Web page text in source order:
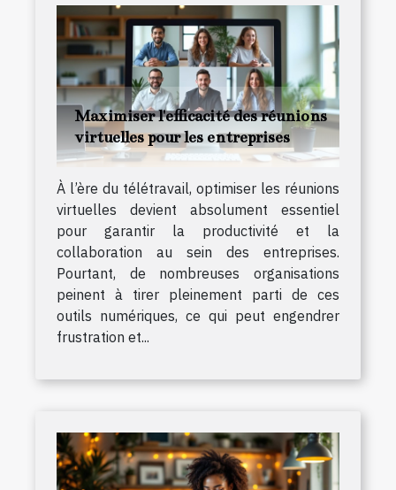
Maximiser l'efficacité des réunions
virtuelles pour les entreprises
À l’ère du télétravail, optimiser les réunions
virtuelles devient absolument essentiel
pour garantir la productivité et la
collaboration au sein des entreprises.
Pourtant, de nombreuses organisations
peinent à tirer pleinement parti de ces
outils numériques, ce qui peut engendrer
frustration et...